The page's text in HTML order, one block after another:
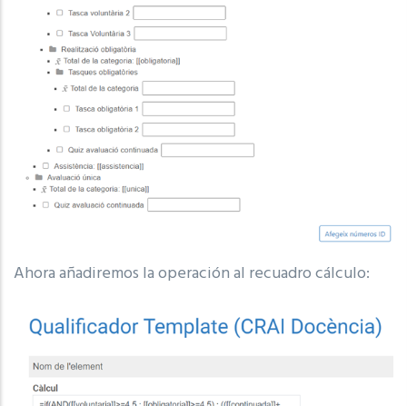
Ahora añadiremos la operación al recuadro cálculo: